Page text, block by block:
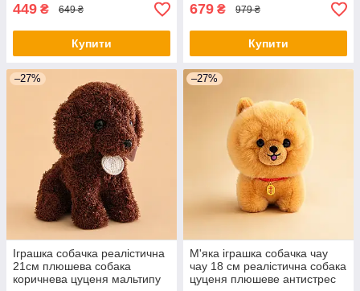
449 ₴ 649 ₴
Купити
679 ₴ 979 ₴
Купити
–27%
Іграшка собачка реалістична
21см плюшева собака
коричнева цуценя мальтипу
–27%
М'яка іграшка собачка чау
чау 18 см реалістична собака
цуценя плюшеве антистрес